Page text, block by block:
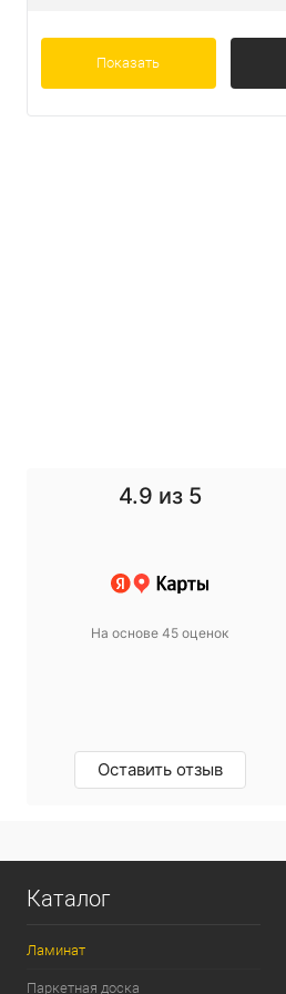
Показать
4.9 из 5
На основе 45 оценок
Оставить отзыв
просто супер!
какой хотели.
Каталог
Ламинат
Паркетная доска